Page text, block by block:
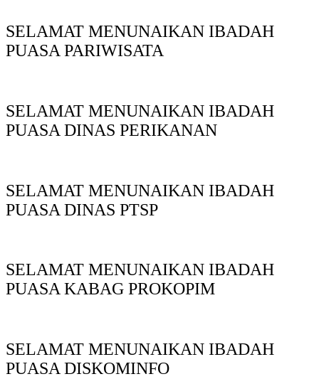
SELAMAT MENUNAIKAN IBADAH
PUASA PARIWISATA
SELAMAT MENUNAIKAN IBADAH
PUASA DINAS PERIKANAN
SELAMAT MENUNAIKAN IBADAH
PUASA DINAS PTSP
SELAMAT MENUNAIKAN IBADAH
PUASA KABAG PROKOPIM
SELAMAT MENUNAIKAN IBADAH
PUASA DISKOMINFO